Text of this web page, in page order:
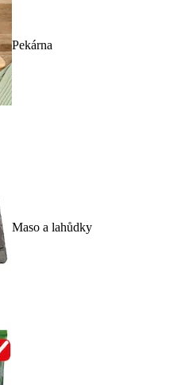
Pekárna
Maso a lahůdky